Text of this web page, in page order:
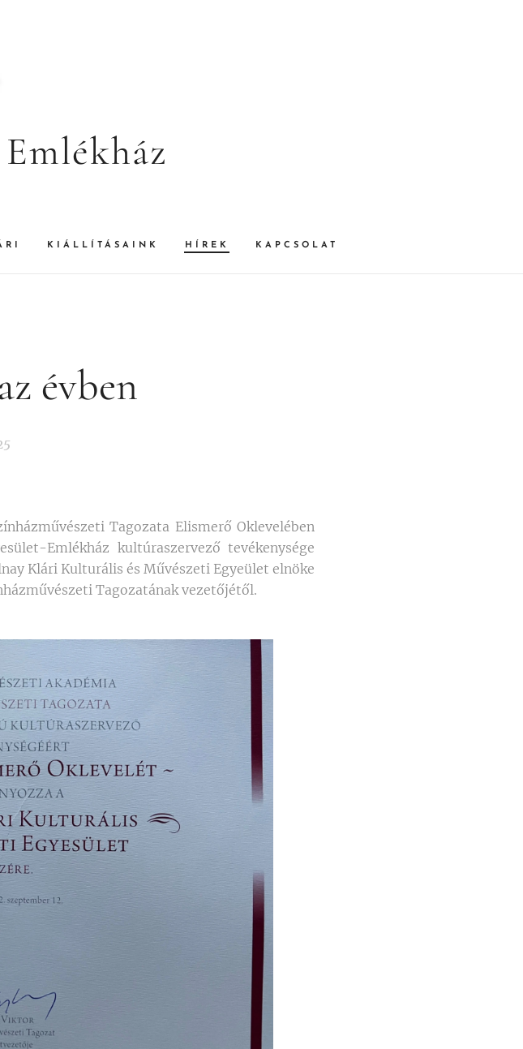
KIÁLLÍTÁSAINK HÍREK KAPCSOLAT
évben
Tagozata Elismerő Oklevelében
Emlékház kultúraszervező tevékenysége
Klári Kulturális és Művészeti Egyeület elnöke
Tagozatának vezetőjétől.